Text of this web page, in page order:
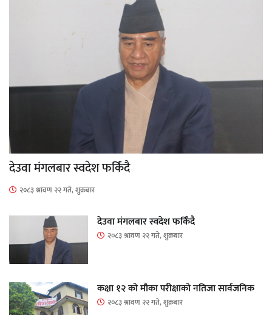
देउवा मंगलबार स्वदेश फर्किंदै
२०८३ श्रावण २२ गते, शुक्रबार
देउवा मंगलबार स्वदेश फर्किंदै
२०८३ श्रावण २२ गते, शुक्रबार
कक्षा १२ को मौका परीक्षाको नतिजा सार्वजनिक
२०८३ श्रावण २२ गते, शुक्रबार